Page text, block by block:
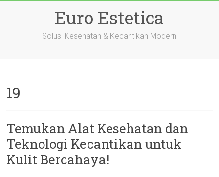
Euro Estetica
Solusi Kesehatan & Kecantikan Modern
19
Temukan Alat Kesehatan dan
Teknologi Kecantikan untuk
Kulit Bercahaya!